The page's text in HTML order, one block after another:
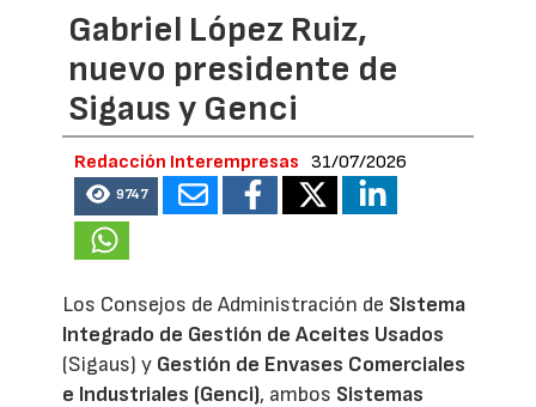
Gabriel López Ruiz,
nuevo presidente de
Sigaus y Genci
Redacción Interempresas 31/07/2026
9747
Los Consejos de Administración de Sistema
Integrado de Gestión de Aceites Usados
(Sigaus) y Gestión de Envases Comerciales
e Industriales (Genci), ambos Sistemas